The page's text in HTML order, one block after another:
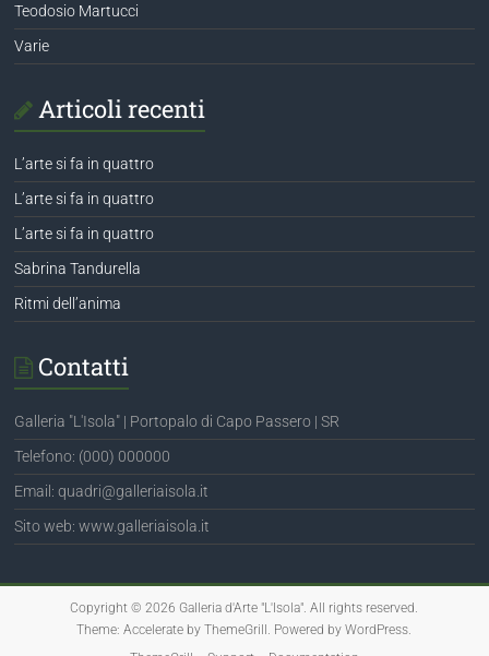
Teodosio Martucci
Varie
Articoli recenti
L’arte si fa in quattro
L’arte si fa in quattro
L’arte si fa in quattro
Sabrina Tandurella
Ritmi dell’anima
Contatti
Galleria "L'Isola" | Portopalo di Capo Passero | SR
Telefono: (000) 000000
Email: quadri@galleriaisola.it
Sito web: www.galleriaisola.it
Copyright © 2026 Galleria d'Arte "L'Isola" . All rights reserved.
Theme:Accelerate by ThemeGrill. Powered byWordPress